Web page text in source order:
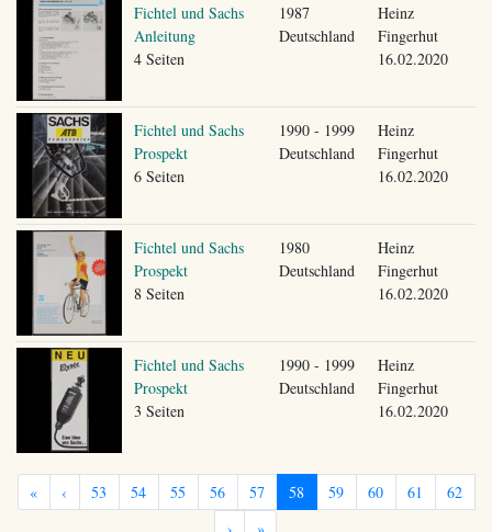
Fichtel und Sachs
Anleitung
4 Seiten
1987
Deutschland
Heinz
Fingerhut
16.02.2020
Fichtel und Sachs
Prospekt
6 Seiten
1990 - 1999
Deutschland
Heinz
Fingerhut
16.02.2020
Fichtel und Sachs
Prospekt
8 Seiten
1980
Deutschland
Heinz
Fingerhut
16.02.2020
Fichtel und Sachs
Prospekt
3 Seiten
1990 - 1999
Deutschland
Heinz
Fingerhut
16.02.2020
« ‹ 53 54 55 56 57 58 59 60 61
62
›
»